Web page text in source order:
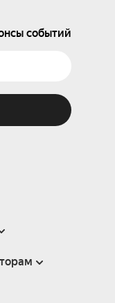
событий